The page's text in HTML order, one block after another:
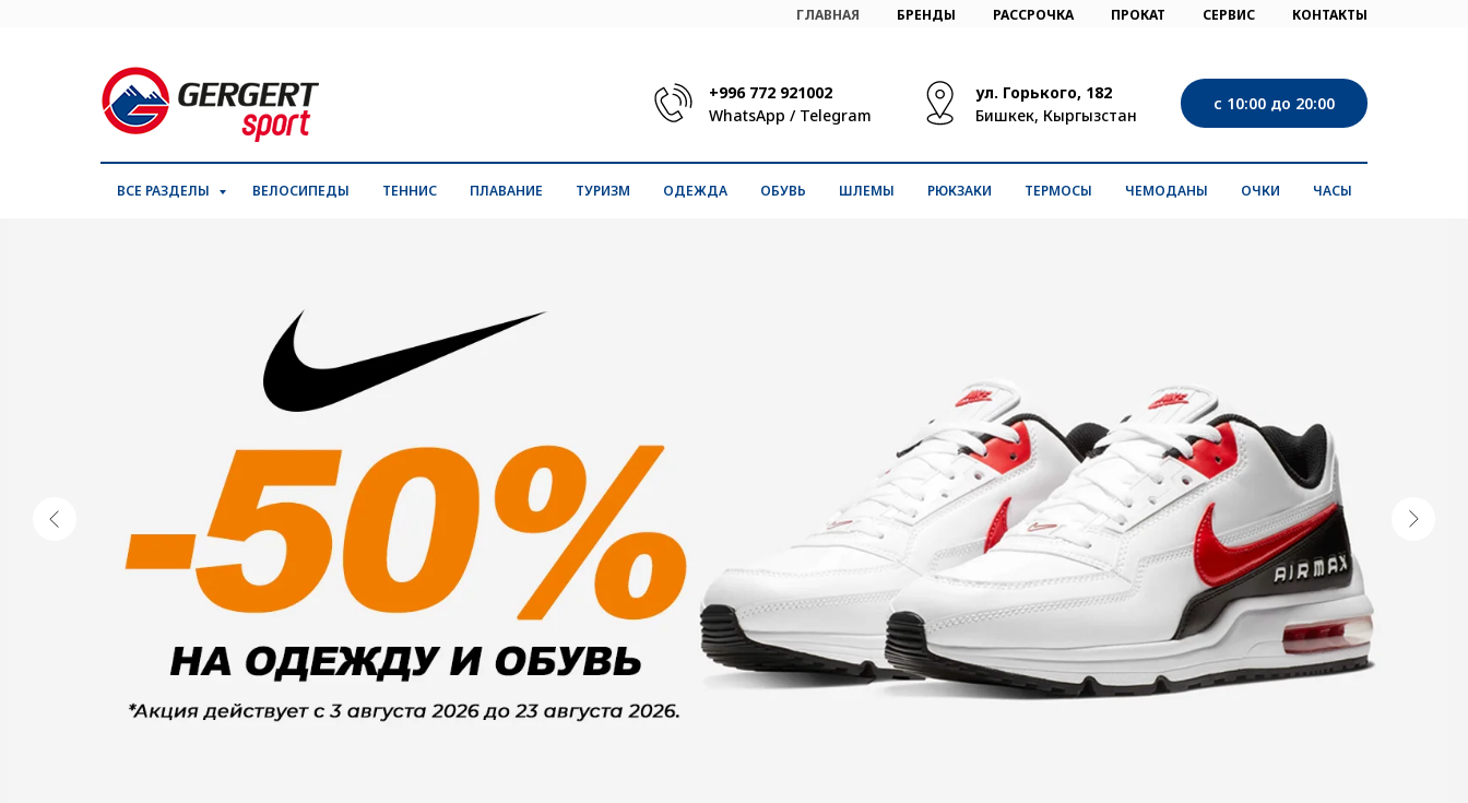
ГЛАВНАЯ БРЕНДЫ РАССРОЧКА ПРОКАТ СЕРВИС КОНТАКТЫ
+996 772 921002
WhatsApp / Telegram
ул. Горького, 182
Бишкек, Кыргызстан
с 10:00 до 20:00
ВСЕ РАЗДЕЛЫ ВЕЛОСИПЕДЫ ТЕННИС ПЛАВАНИЕ ТУРИЗМ ОДЕЖДА ОБУВЬ ШЛЕМЫ РЮКЗАКИ ТЕРМОСЫ ЧЕМОДАНЫ ОЧКИ ЧАСЫ